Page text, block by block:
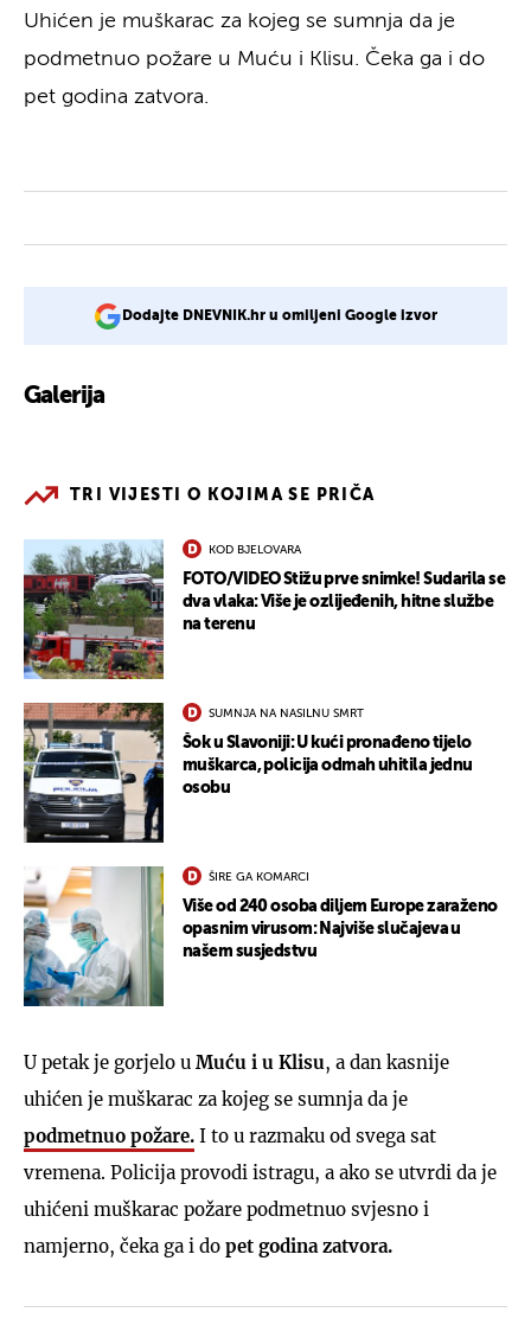
Uhićen je muškarac za kojeg se sumnja da je
podmetnuo požare u Muću i Klisu. Čeka ga i do
pet godina zatvora.
Dodajte DNEVNIK.hr u omiljeni Google izvor
Galerija
TRI VIJESTI O KOJIMA SE PRIČA
KOD BJELOVARA
FOTO/VIDEO Stižu prve snimke! Sudarila se
dva vlaka: Više je ozlijeđenih, hitne službe
na terenu
SUMNJA NA NASILNU SMRT
Šok u Slavoniji: U kući pronađeno tijelo
muškarca, policija odmah uhitila jednu
osobu
ŠIRE GA KOMARCI
Više od 240 osoba diljem Europe zaraženo
opasnim virusom: Najviše slučajeva u
našem susjedstvu
U petak je gorjelo u Muću i u Klisu, a dan kasnije
uhićen je muškarac za kojeg se sumnja da je
podmetnuo požare. I to u razmaku od svega sat
vremena. Policija provodi istragu, a ako se utvrdi da je
uhićeni muškarac požare podmetnuo svjesno i
namjerno, čeka ga i do pet godina zatvora.